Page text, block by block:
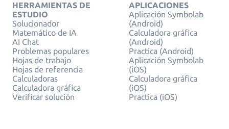
HERRAMIENTAS DE
ESTUDIO
Solucionador
Matemático de IA
AI Chat
Problemas populares
Hojas de trabajo
Hojas de referencia
Calculadoras
Calculadora gráfica
Verificar solución
APLICACIONES
Aplicación Symbolab
(Android)
Calculadora gráfica
(Android)
Practica (Android)
Aplicación Symbolab
(iOS)
Calculadora gráfica
(iOS)
Practica (iOS)